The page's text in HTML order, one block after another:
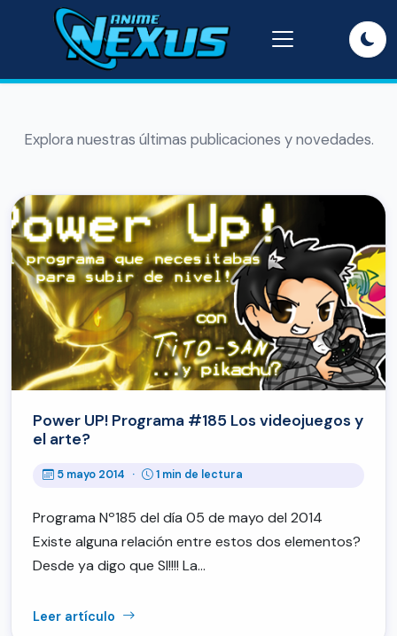
Explora nuestras últimas publicaciones y novedades.
Power UP! Programa #185 Los videojuegos y
el arte?
5 mayo 2014 · 1 min de lectura
Programa Nº185 del día 05 de mayo del 2014
Existe alguna relación entre estos dos elementos?
Desde ya digo que SI!!!! La…
Leer artículo